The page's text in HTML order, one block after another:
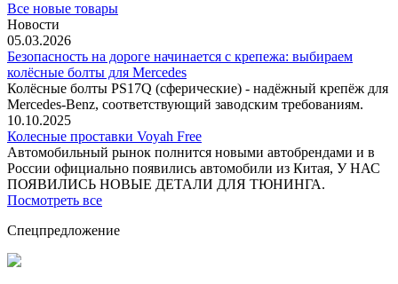
Все новые товары
Новости
05.03.2026
Безопасность на дороге начинается с крепежа: выбираем
колёсные болты для Mercedes
Колёсные болты PS17Q (сферические) - надёжный крепёж для
Mercedes‑Benz, соответствующий заводским требованиям.
10.10.2025
Колесные проставки Voyah Free
Автомобильный рынок полнится новыми автобрендами и в
России официально появились автомобили из Китая, У НАС
ПОЯВИЛИСЬ НОВЫЕ ДЕТАЛИ ДЛЯ ТЮНИНГА.
Посмотреть все
Спецпредложение